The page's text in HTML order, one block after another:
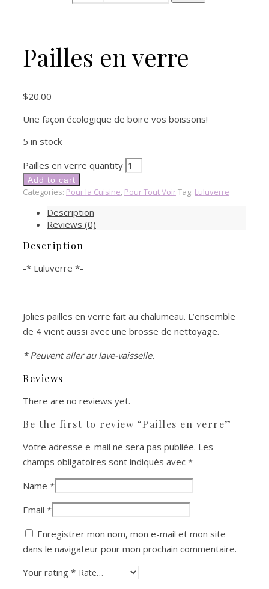
Pailles en verre
$20.00
Une façon écologique de boire vos boissons!
5 in stock
Pailles en verre quantity
Add to cart
Categories: Pour la Cuisine, Pour Tout VoirTag: Luluverre
Description
Reviews (0)
Description
-* Luluverre *-
Jolies pailles en verre fait au chalumeau. L’ensemble
de 4 vient aussi avec une brosse de nettoyage.
* Peuvent aller au lave-vaisselle.
Reviews
There are no reviews yet.
Be the first to review “Pailles en verre”
Votre adresse e-mail ne sera pas publiée. Les
champs obligatoires sont indiqués avec *
Name *
Email *
Enregistrer mon nom, mon e-mail et mon site
dans le navigateur pour mon prochain commentaire.
Your rating *